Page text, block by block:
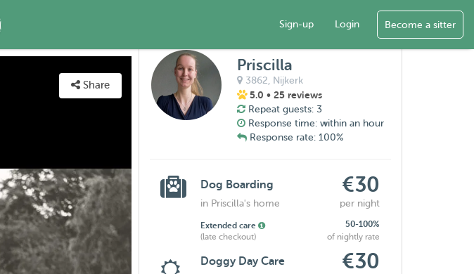
Sign-up Login Become a sitter
Share
Priscilla
3862, Nijkerk
5.0 • 25 reviews
Repeat guests: 3
Response time: within an hour
Response rate: 100%
Dog Boarding €30
in Priscilla's home per night
Extended care
50-100%
(late checkout)
of nightly rate
Doggy Day Care €30